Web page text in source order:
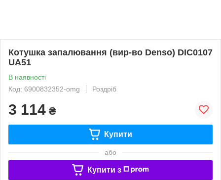
Котушка запалювання (вир-во Denso) DIC0107
UA51
В наявності
Код: 6900832352-omg
Роздріб
3 114 ₴
Купити
або
Купити з